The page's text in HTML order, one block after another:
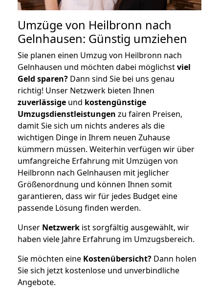
Umzüge von Heilbronn nach
Gelnhausen: Günstig umziehen
Sie planen einen Umzug von Heilbronn nach
Gelnhausen und möchten dabei möglichstviel
Geld sparen? Dann sind Sie bei uns genau
richtig! Unser Netzwerk bieten Ihnen
zuverlässige und kostengünstige
Umzugsdienstleistungen zu fairen Preisen,
damit Sie sich um nichts anderes als die
wichtigen Dinge in Ihrem neuen Zuhause
kümmern müssen. Weiterhin verfügen wir über
umfangreiche Erfahrung mit Umzügen von
Heilbronn nach Gelnhausen mit jeglicher
Größenordnung und können Ihnen somit
garantieren, dass wir für jedes Budget eine
passende Lösung finden werden.
Unser Netzwerk ist sorgfältig ausgewählt, wir
haben viele Jahre Erfahrung im Umzugsbereich.
Sie möchten eine Kostenübersicht? Dann holen
Sie sich jetzt kostenlose und unverbindliche
Angebote.